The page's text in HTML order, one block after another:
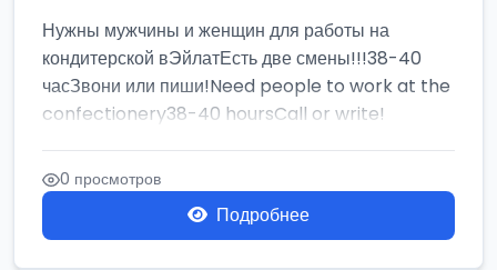
Нужны мужчины и женщин для работы на
кондитерской вЭйлатЕсть две смены!!!38-40
часЗвони или пиши!Need people to work at the
confectionery38-40 hoursCall or write!
0 просмотров
Подробнее